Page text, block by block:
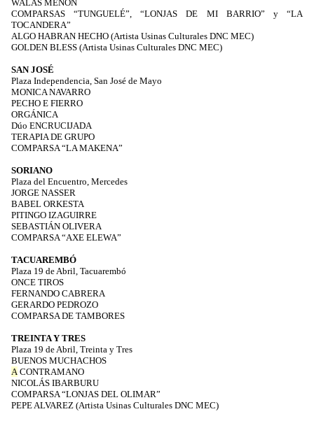
WALAS MENON
COMPARSAS “TUNGUELÉ”, “LONJAS DE MI BARRIO” y “LA
TOCANDERA”
ALGO HABRAN HECHO (Artista Usinas Culturales DNC MEC)
GOLDEN BLESS (Artista Usinas Culturales DNC MEC)
SAN JOSÉ
Plaza Independencia, San José de Mayo
MONICA NAVARRO
PECHO E FIERRO
ORGÁNICA
Dúo ENCRUCIJADA
TERAPIA DE GRUPO
COMPARSA “LA MAKENA”
SORIANO
Plaza del Encuentro, Mercedes
JORGE NASSER
BABEL ORKESTA
PITINGO IZAGUIRRE
SEBASTIÁN OLIVERA
COMPARSA “AXE ELEWA”
TACUAREMBÓ
Plaza 19 de Abril, Tacuarembó
ONCE TIROS
FERNANDO CABRERA
GERARDO PEDROZO
COMPARSA DE TAMBORES
TREINTA Y TRES
Plaza 19 de Abril, Treinta y Tres
BUENOS MUCHACHOS
A CONTRAMANO
NICOLÁS IBARBURU
COMPARSA “LONJAS DEL OLIMAR”
PEPE ALVAREZ (Artista Usinas Culturales DNC MEC)